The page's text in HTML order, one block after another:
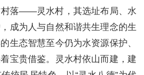
村落——灵水村，其选址布局、水
成为人与自然和谐共生理念的生
生态智慧至今仍为水资源保护、
宝贵借鉴。灵水村依山而建，建